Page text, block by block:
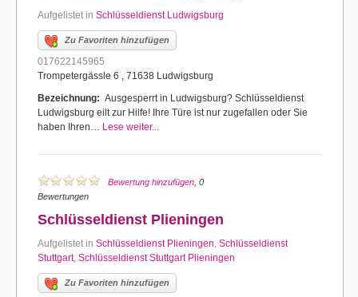
Aufgelistet in Schlüsseldienst Ludwigsburg
Zu Favoriten hinzufügen
017622145965
Trompetergässle 6 , 71638 Ludwigsburg
Bezeichnung: Ausgesperrt in Ludwigsburg? Schlüsseldienst
Ludwigsburg eilt zur Hilfe! Ihre Türe ist nur zugefallen oder Sie
haben Ihren… Lese weiter...
Bewertung hinzufügen , 0
Bewertungen
Schlüsseldienst Plieningen
Aufgelistet in Schlüsseldienst Plieningen, Schlüsseldienst
Stuttgart, Schlüsseldienst Stuttgart Plieningen
Zu Favoriten hinzufügen